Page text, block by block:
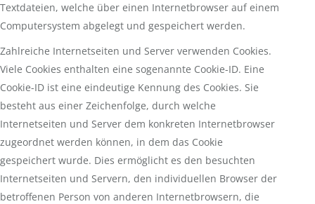
Textdateien, welche über einen Internetbrowser auf einem
Computersystem abgelegt und gespeichert werden.
Zahlreiche Internetseiten und Server verwenden Cookies.
Viele Cookies enthalten eine sogenannte Cookie-ID. Eine
Cookie-ID ist eine eindeutige Kennung des Cookies. Sie
besteht aus einer Zeichenfolge, durch welche
Internetseiten und Server dem konkreten Internetbrowser
zugeordnet werden können, in dem das Cookie
gespeichert wurde. Dies ermöglicht es den besuchten
Internetseiten und Servern, den individuellen Browser der
betroffenen Person von anderen Internetbrowsern, die